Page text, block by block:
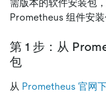
需版本的软件安装包
Prometheus 组件安装
第 1 步：从
包
从 Prometheus 官网